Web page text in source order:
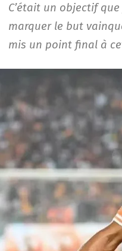
C’était un objectif
marquer le but
mis un point final à